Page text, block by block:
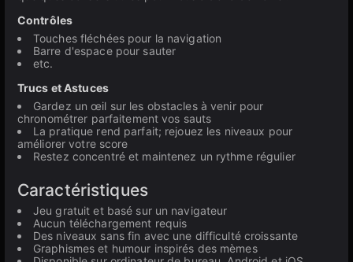
Contrôles
Touches fléchées pour la navigation
Barre d'espace pour sauter
etc.
Trucs et Astuces
Gardez un œil sur les obstacles à venir pour
chronométrer parfaitement vos sauts
La pratique rend parfait; rejouez les niveaux pour
améliorer votre score
Restez concentré et maintenez un rythme régulier
Caractéristiques
Jeu gratuit et basé sur un navigateur
Aucun téléchargement requis
Des niveaux sans fin avec une difficulté croissante
Graphismes et humour inspirés des mèmes